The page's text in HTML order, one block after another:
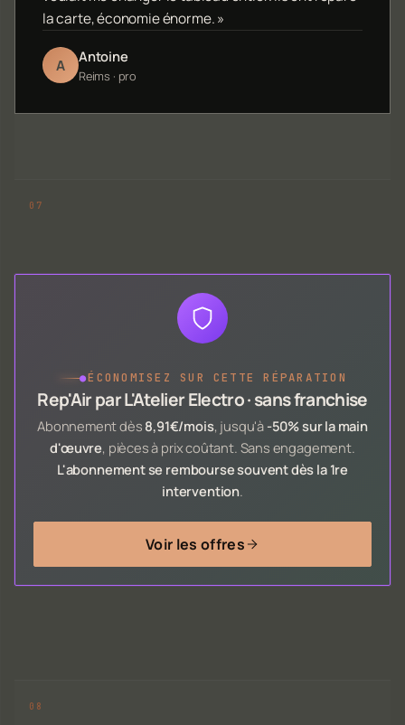
la carte, économie énorme. »
A Antoine
Reims · pro
●ÉCONOMISEZ SUR CETTE RÉPARATION
Rep'Air par L'Atelier Electro · sans franchise
Abonnement dès 8,91€/mois, jusqu'à -50% sur la main
d'œuvre, pièces à prix coûtant. Sans engagement.
L'abonnement se rembourse souvent dès la 1re
intervention.
Voir les offres